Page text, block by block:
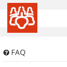
FAQ